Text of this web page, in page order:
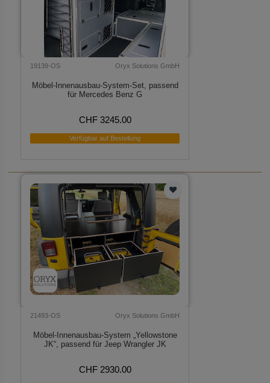
19139-OS Oryx Solutions GmbH
Möbel-Innenausbau-System-Set, passend
für Mercedes Benz G
CHF 3245.00
Verfügbar auf Bestellung
21493-OS Oryx Solutions GmbH
Möbel-Innenausbau-System „Yellowstone
JK“, passend für Jeep Wrangler JK
CHF 2930.00